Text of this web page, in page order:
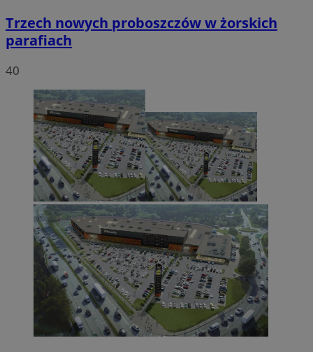
Trzech nowych proboszczów w żorskich
parafiach
40